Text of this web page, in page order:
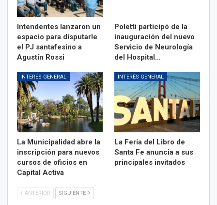
Intendentes lanzaron un
espacio para disputarle
el PJ santafesino a
Agustín Rossi
Poletti participó de la
inauguración del nuevo
Servicio de Neurología
del Hospital…
INTERÉS GENERAL
La Municipalidad abre la
inscripción para nuevos
cursos de oficios en
Capital Activa
INTERÉS GENERAL
La Feria del Libro de
Santa Fe anuncia a sus
principales invitados
ANTERIOR SIGUIENTE